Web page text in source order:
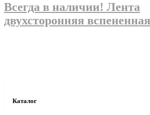
Всегда в наличии! Лента
двухсторонняя
Каталог